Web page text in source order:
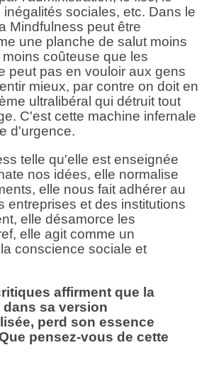
inégalités sociales, etc. Dans le
Mindfulness peut être
une planche de salut moins
coûteuse que les
peut pas en vouloir aux gens
mieux, par contre on doit en
ultralibéral qui détruit tout
C'est cette machine infernale
d'urgence.
telle qu'elle est enseignée
nos idées, elle normalise
elle nous fait adhérer au
entreprises et des institutions
elle désamorce les
elle agit comme un
conscience sociale et
affirment que la
dans sa version
perd son essence
pensez-vous de cette